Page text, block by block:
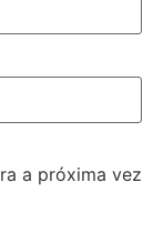
a próxima vez